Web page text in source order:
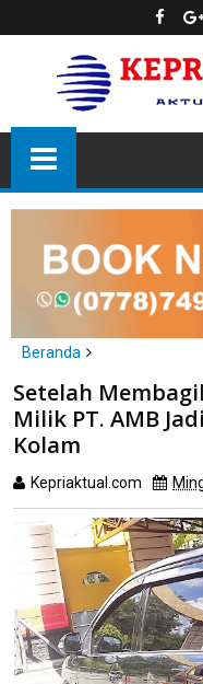
Beranda
Batam
Setelah Membagikan
Sasaran Warga Baloi Kolam
Setelah
Milik PT. AMB
Kolam
Kepriaktual.com